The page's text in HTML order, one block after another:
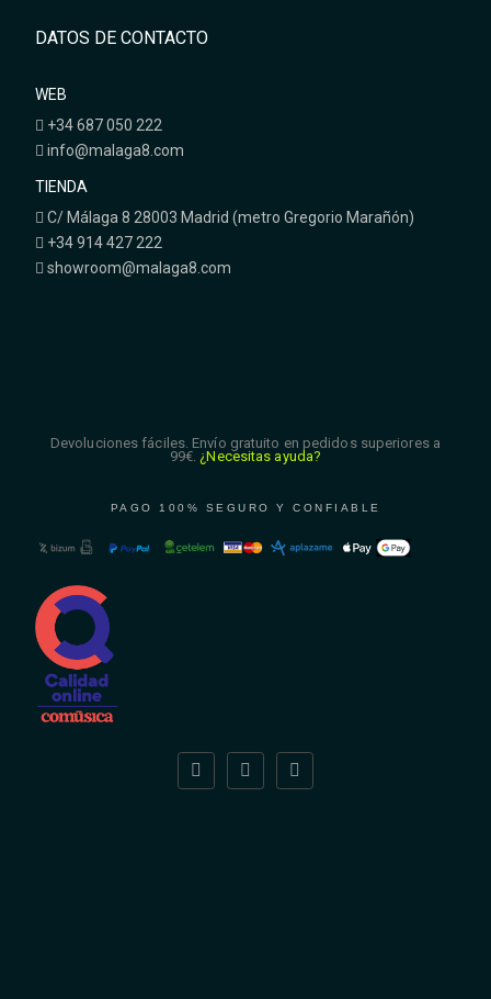
DATOS DE CONTACTO
WEB
+34 687 050 222
info@malaga8.com
TIENDA
C/ Málaga 8 28003 Madrid (metro Gregorio Marañón)
+34 914 427 222
showroom@malaga8.com
Devoluciones fáciles. Envío gratuito en pedidos superiores a
99€. ¿Necesitas ayuda?
PAGO 100% SEGURO Y CONFIABLE